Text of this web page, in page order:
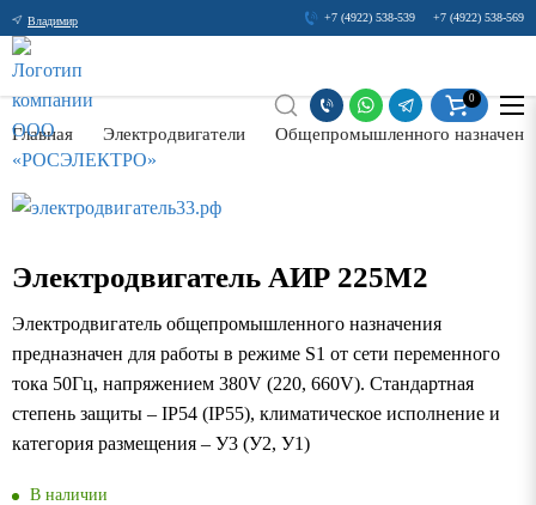
Владимир +7 (4922) 538-539 +7 (4922) 538-569
0
Главная Электродвигатели Общепромышленного
Электродвигатель АИР 225М2
Электродвигатель общепромышленного назначения
предназначен для работы в режиме S1 от сети переменного
тока 50Гц, напряжением 380V (220, 660V). Стандартная
степень защиты – IP54 (IP55), климатическое исполнение и
категория размещения – У3 (У2, У1)
В наличии